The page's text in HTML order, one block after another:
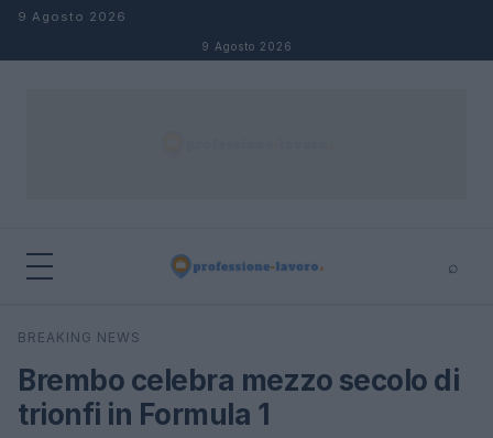
Salta al contenuto
9 Agosto 2026
9 Agosto 2026
⌕
Cerca
BREAKING NEWS
Brembo celebra mezzo secolo di
trionfi in Formula 1